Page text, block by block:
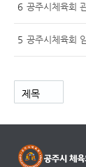
6 공주시체육회
5 공주시체육회